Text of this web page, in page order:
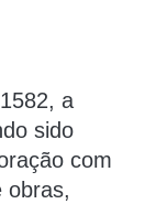
a
sido
com
obras,